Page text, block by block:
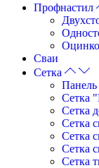
Профнастил
Сваи
Сетка
Сетка
Сетка
Сетка
Сетка
Сетка
Сетка